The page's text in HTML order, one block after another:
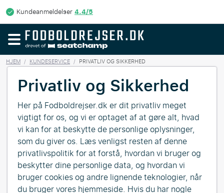
Kundeanmeldelser4.4/5
HJEM / KUNDESERVICE / PRIVATLIV OG SIKKERHED
Privatliv og Sikkerhed
Her på Fodboldrejser.dk er dit privatliv meget
vigtigt for os, og vi er optaget af at gøre alt, hvad
vi kan for at beskytte de personlige oplysninger,
som du giver os. Læs venligst resten af denne
privatlivspolitik for at forstå, hvordan vi bruger og
beskytter dine personlige data, og hvordan vi
bruger cookies og andre lignende teknologier, når
du bruger vores hjemmeside. Hvis du har nogle